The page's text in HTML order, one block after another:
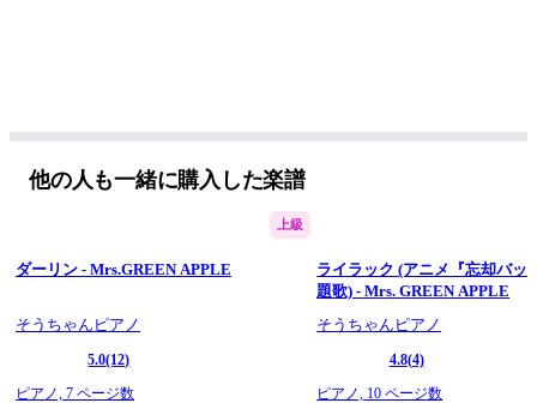
他の人も一緒に購入した楽譜
上級
ダーリン - Mrs.GREEN APPLE
そうちゃんピアノ
5.0(12)
ピアノ, 7 ページ数
ライラック (アニメ『忘却バッ
題歌) - Mrs. GREEN APPLE
そうちゃんピアノ
4.8(4)
ピアノ, 10 ページ数